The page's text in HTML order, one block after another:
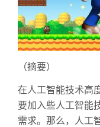
（摘要）
在人工智能技术高
要加入些人工智能
需求。那么，人工